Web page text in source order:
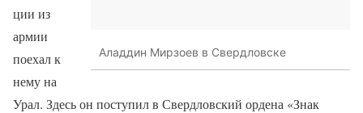
Аладдин Мирзоев в Свердловске
ции из
армии
поехал к
нему на
Урал. Здесь он поступил в Свердловский ордена «Знак